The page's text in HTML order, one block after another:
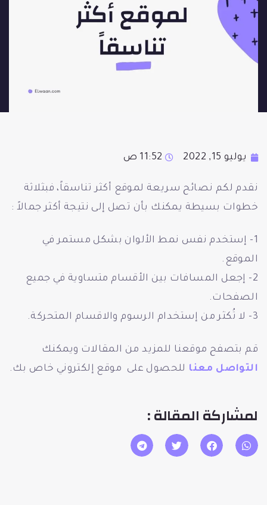
يوليو 15, 2022 11:52 ص
نقدم لكم نصائح سريعة لموقع أكثر تناسقاً، فبثلاثة
خطوات بسيطة يمكنك بأن تصل إلى نتيجة أكثر جمالاً :
1- إستخدم نفس نمط الألوان بشكل مستمر في
الموقع.
2- إجعل المسافات بين الأقسام متساوية في جميع
الصفحات.
3- لا تُكثر من إستخدام الرسوم والاقسام المتحركة.
قم بتصفح موقعنا للمزيد من المقالات ويمكنك
التواصل معنا للحصول على موقع إلكتروني خاص بك.
لمشاركة المقالة :